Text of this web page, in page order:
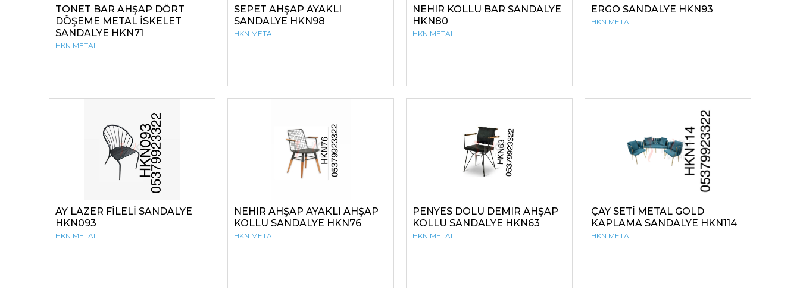
TONET BAR AHŞAP DÖRT
DÖŞEME METAL İSKELET
SANDALYE HKN71
HKN METAL
SEPET AHŞAP AYAKLI
SANDALYE HKN98
HKN METAL
NEHIR KOLLU BAR SANDALYE
HKN80
HKN METAL
ERGO SANDALYE HKN93
HKN METAL
AY LAZER FİLELİ SANDALYE
HKN093
HKN METAL
NEHIR AHŞAP AYAKLI AHŞAP
KOLLU SANDALYE HKN76
HKN METAL
PENYES DOLU DEMIR AHŞAP
KOLLU SANDALYE HKN63
HKN METAL
ÇAY SETİ METAL GOLD
KAPLAMA SANDALYE HKN114
HKN METAL